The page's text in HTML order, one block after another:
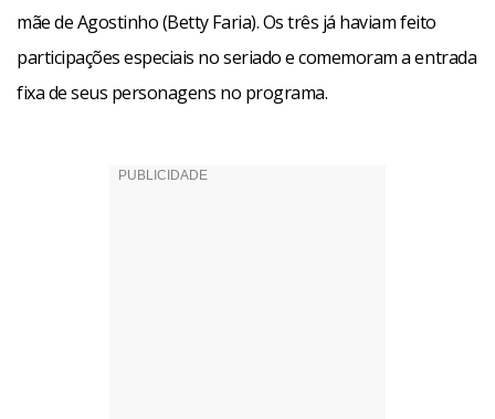
mãe de Agostinho (Betty Faria). Os três já haviam feito
participações especiais no seriado e comemoram a entrada
fixa de seus personagens no programa.